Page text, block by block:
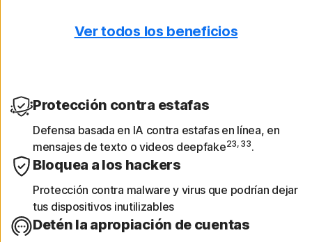
Obtén informes de dispositivos
analizadas.
Protege tu agenda
Identifica las invitaciones del Calendario de
iOS con vínculos de riesgo que podrían
comprometer tu información.
Ver todos los beneficios
Protección contra estafas
Defensa basada en IA contra estafas en línea, en
mensajes de texto o videos deepfake23, 33.
Bloquea a los hackers
Protección contra malware y virus que podrían dejar
tus dispositivos inutilizables
Detén la apropiación de cuentas